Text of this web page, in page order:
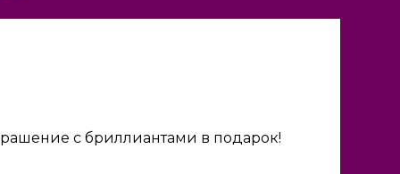
с бриллиантами в подарок!